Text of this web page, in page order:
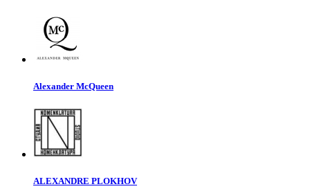
Alexander McQueen
ALEXANDRE PLOKHOV